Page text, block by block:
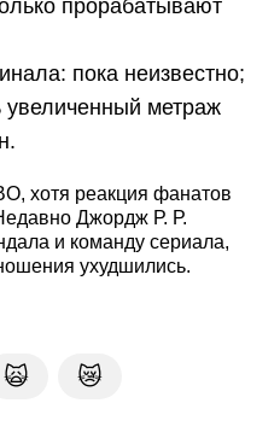
прорабатывают
пока неизвестно;
метраж
хотя реакция фанатов
Джордж Р. Р.
и команду сериала,
ухудшились.
🙀 😿